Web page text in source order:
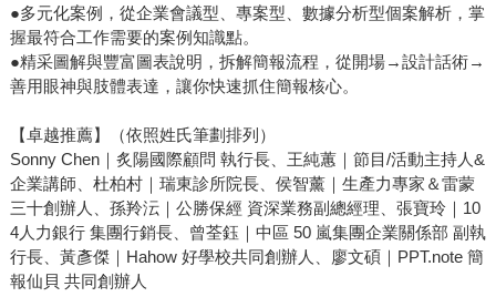
●多元化案例，從企業會議型、專案型、數據分析型個案解析，掌
握最符合工作需要的案例知識點。
●精采圖解與豐富圖表說明，拆解簡報流程，從開場→設計話術→
善用眼神與肢體表達，讓你快速抓住簡報核心。
【卓越推薦】（依照姓氏筆劃排列）
Sonny Chen｜炙陽國際顧問 執行長、王純蕙｜節目/活動主持人&
企業講師、杜柏村｜瑞東診所院長、侯智薰｜生產力專家＆雷蒙
三十創辦人、孫羚沄｜公勝保經 資深業務副總經理、張寶玲｜10
4人力銀行 集團行銷長、曾荃鈺｜中區 50 嵐集團企業關係部 副執
行長、黃彥傑｜Hahow 好學校共同創辦人、廖文碩｜PPT.note 簡
報仙貝 共同創辦人